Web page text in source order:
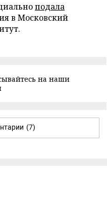
подала
в Московский
на наши
(7)